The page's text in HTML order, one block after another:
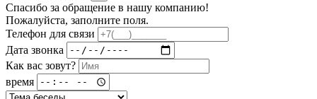
Спасибо за обращение в нашу компанию!
Пожалуйста, заполните поля.
Телефон для связи
Дата звонка
Как вас зовут?
время